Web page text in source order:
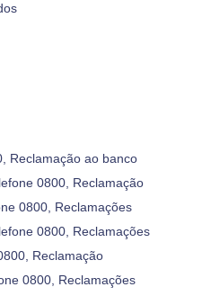
Reclamação ao banco
0800, Reclamação
0800, Reclamações
0800, Reclamações
Reclamação
0800, Reclamações